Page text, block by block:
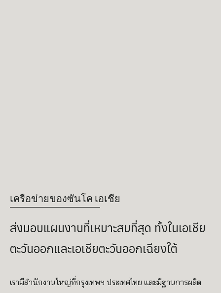
เครือข่ายของซันโค เอเชีย
ส่งมอบแผนงานที่เหมาะสมที่สุด ทั้งในเอเชีย
ตะวันออกและเอเชียตะวันออกเฉียงใต้
เรามีสำนักงานใหญ่ที่กรุงเทพฯ ประเทศไทย และมีฐานการผลิต